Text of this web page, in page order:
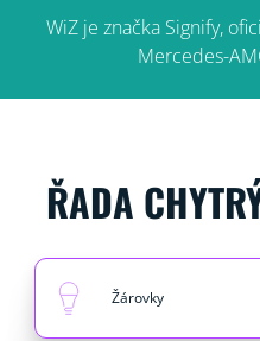
WiZ je značka Signify,
Mercedes-
ŘADA
Žárovky